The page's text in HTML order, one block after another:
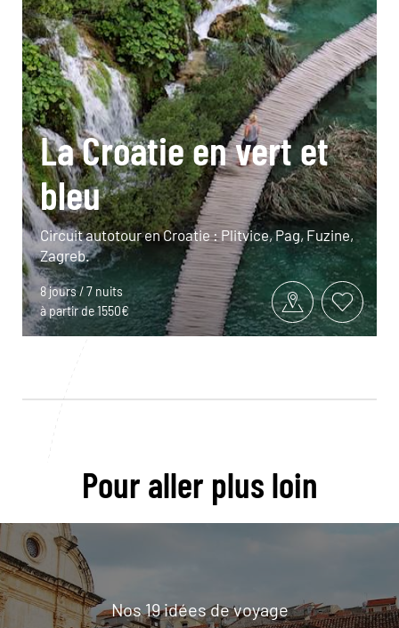
La Croatie en vert et
bleu
Circuit autotour en Croatie : Plitvice, Pag, Fuzine,
Zagreb.
8 jours / 7 nuits
à partir de 1550€
Pour aller plus loin
Nos 19 idées de voyage